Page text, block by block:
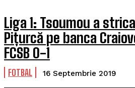
Liga 1: Tsoumou a
Pițurcă pe banca
FCSB 0-1
FOTBAL 16 Septembrie 2019